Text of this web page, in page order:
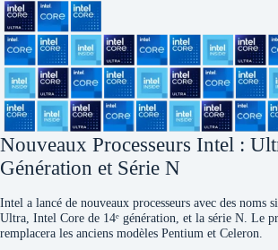
Nouveaux Processeurs Intel :
Génération et Série N
Intel a lancé de nouveaux processeurs avec des noms
Ultra, Intel Core de 14ᵉ génération, et la série N. Le
remplacera les anciens modèles Pentium et Celeron.